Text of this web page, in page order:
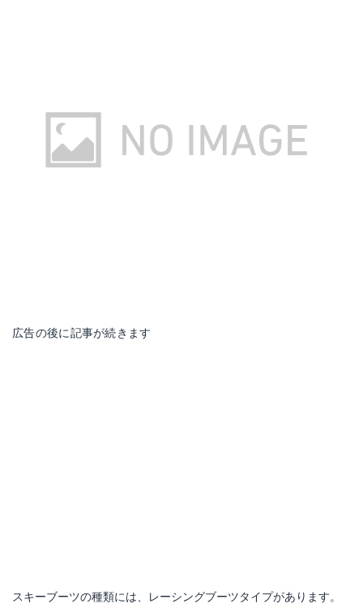
広告の後に記事が続きます
スキーブーツの種類には、レーシングブーツタイプがあります。